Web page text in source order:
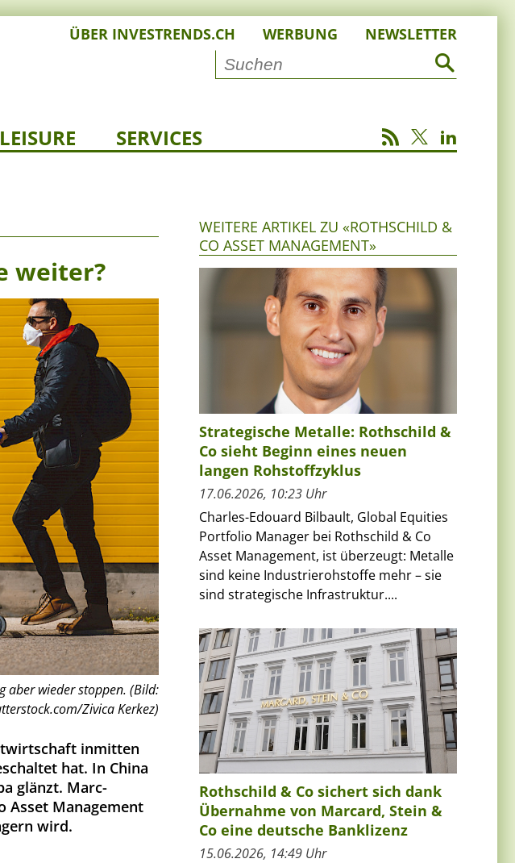
ÜBER INVESTRENDS.CH WERBUNG NEWSLETTER
LEISURE SERVICES
weiter?
aber wieder stoppen. (Bild:
Zivica Kerkez)
inmitten
hat. In China
glänzt. Marc-
Asset Management
wird.
WEITERE ARTIKEL ZU «ROTHSCHILD &
CO ASSET MANAGEMENT»
Strategische Metalle: Rothschild &
Co sieht Beginn eines neuen
langen Rohstoffzyklus
17.06.2026, 10:23 Uhr
Charles-Edouard Bilbault, Global Equities
Portfolio Manager bei Rothschild & Co
Asset Management, ist überzeugt: Metalle
sind keine Industrierohstoffe mehr – sie
sind strategische Infrastruktur....
Rothschild & Co sichert sich dank
Übernahme von Marcard, Stein &
Co eine deutsche Banklizenz
15.06.2026, 14:49 Uhr